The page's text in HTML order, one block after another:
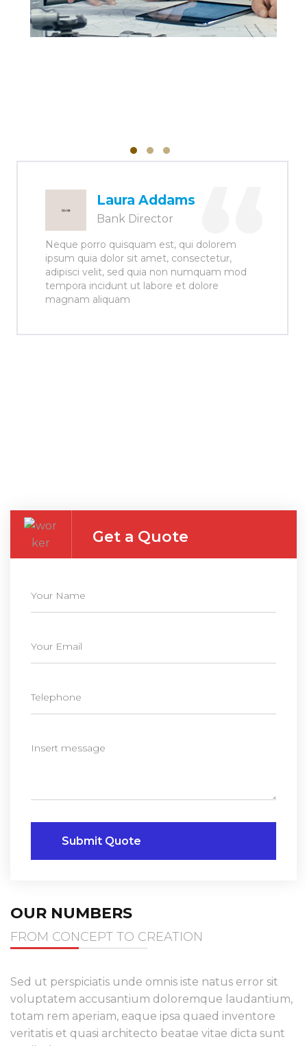
Laura Addams
Bank Director
Neque porro quisquam est, qui dolorem
ipsum quia dolor sit amet, consectetur,
adipisci velit, sed quia non numquam mod
tempora incidunt ut labore et dolore
magnam aliquam
Get a Quote
Submit Quote
OUR NUMBERS
FROM CONCEPT TO CREATION
Sed ut perspiciatis unde omnis iste natus error sit
voluptatem accusantium doloremque laudantium,
totam rem aperiam, eaque ipsa quaed inventore
veritatis et quasi architecto beatae vitae dicta sunt